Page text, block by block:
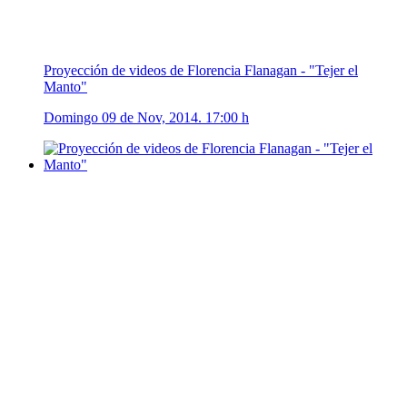
Proyección de videos de Florencia Flanagan - "Tejer el
Manto"
Domingo 09 de Nov, 2014. 17:00 h